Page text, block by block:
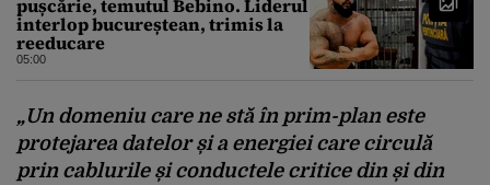
pușcărie, temutul Bebino. Liderul
interlop bucureștean, trimis la
reeducare
05:00
„Un domeniu care ne stă în prim-plan este
protejarea datelor și a energiei care circulă
prin cablurile și conductele critice din și din